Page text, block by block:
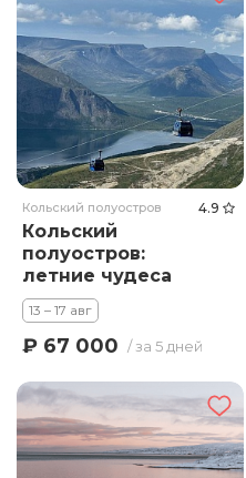
Кольский полуостров 4.9
Кольский
полуостров:
летние чудеса
заполярья!
13 – 17 авг
₽ 67 000 / за 5 дней